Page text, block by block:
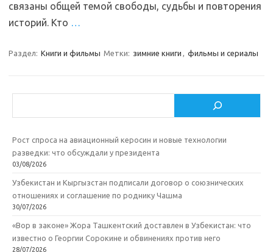
связаны общей темой свободы, судьбы и повторения
историй. Кто …
Раздел: Книги и фильмы Метки: зимние книги , фильмы и сериалы
Рост спроса на авиационный керосин и новые технологии
разведки: что обсуждали у президента
03/08/2026
Узбекистан и Кыргызстан подписали договор о союзнических
отношениях и соглашение по роднику Чашма
30/07/2026
«Вор в законе» Жора Ташкентский доставлен в Узбекистан: что
известно о Георгии Сорокине и обвинениях против него
28/07/2026